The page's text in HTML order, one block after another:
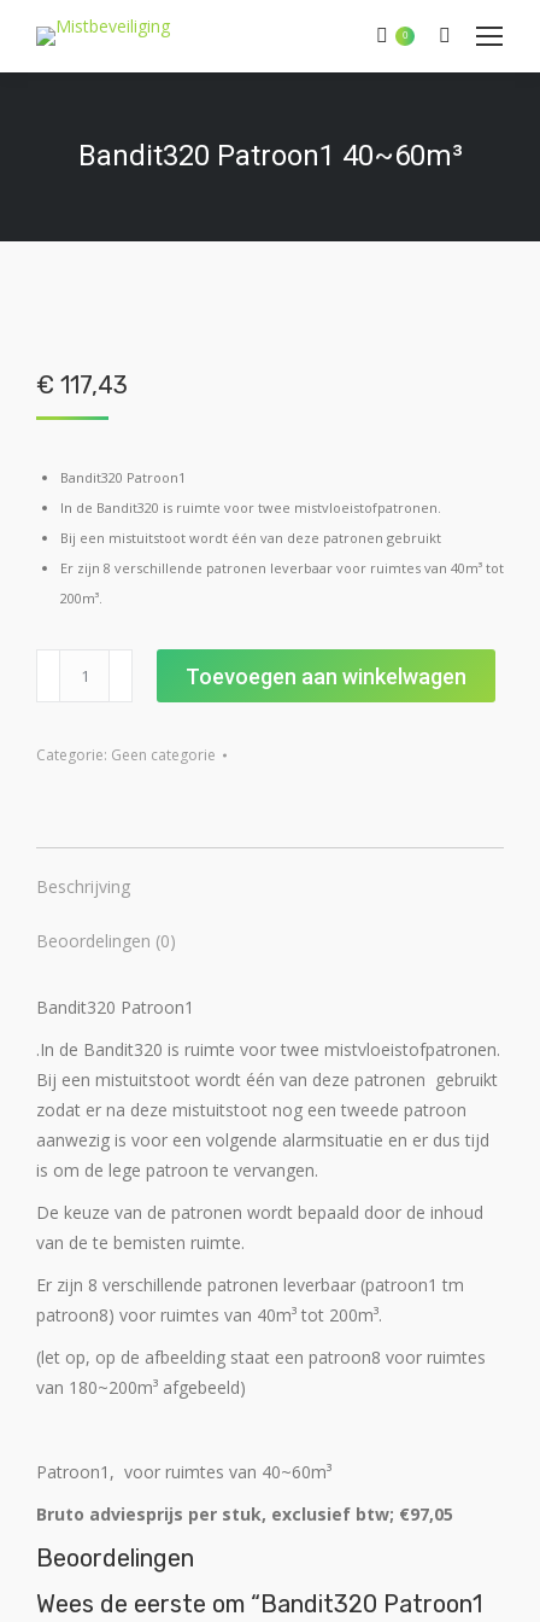
0 Zoeken:
Bandit320 Patroon1 40~60m³
€ 117,43
Bandit320 Patroon1
In de Bandit320 is ruimte voor twee mistvloeistofpatronen.
Bij een mistuitstoot wordt één van deze patronen gebruikt
Er zijn 8 verschillende patronen leverbaar voor ruimtes van 40m³ tot
200m³.
aantal
Toevoegen aan winkelwagen
Categorie: Geen categorie
Beschrijving
Beoordelingen (0)
Bandit320 Patroon1
.In de Bandit320 is ruimte voor twee mistvloeistofpatronen.
Bij een mistuitstoot wordt één van deze patronen gebruikt
zodat er na deze mistuitstoot nog een tweede patroon
aanwezig is voor een volgende alarmsituatie en er dus tijd
is om de lege patroon te vervangen.
De keuze van de patronen wordt bepaald door de inhoud
van de te bemisten ruimte.
Er zijn 8 verschillende patronen leverbaar (patroon1 tm
patroon8) voor ruimtes van 40m³ tot 200m³.
(let op, op de afbeelding staat een patroon8 voor ruimtes
van 180~200m³ afgebeeld)
Patroon1, voor ruimtes van 40~60m³
Bruto adviesprijs per stuk, exclusief btw; €97,05
Beoordelingen
Wees de eerste om “Bandit320 Patroon1